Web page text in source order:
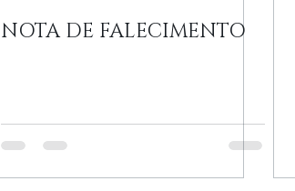
NOTA DE FALECIMENTO